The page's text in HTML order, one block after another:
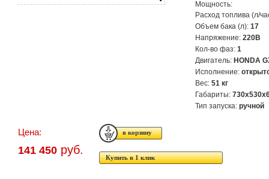
Мощность:
Расход топлива (л/
Объем бака (л): 17
Напряжение: 220В
Кол-во фаз: 1
Двигатель: HONDA
Исполнение:
Вес: 51 кг
Габариты:
Тип запуска: ручной
Цена:
141 450 руб.
Купить в 1 клик